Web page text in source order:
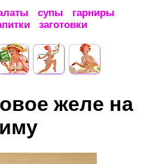
супы
гарниры
заготовки
желе на